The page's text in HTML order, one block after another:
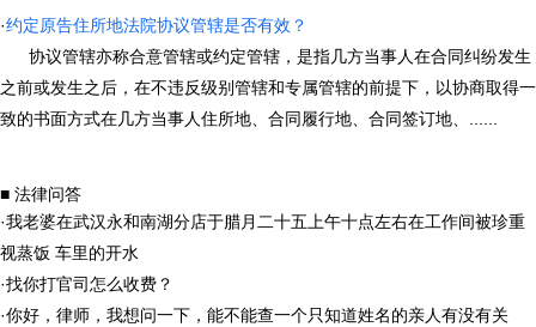
·约定原告住所地法院协议管辖是否有效？
协议管辖亦称合意管辖或约定管辖，是指几方当事人在合同纠纷发生
之前或发生之后，在不违反级别管辖和专属管辖的前提下，以协商取得一
致的书面方式在几方当事人住所地、合同履行地、合同签订地、......
■ 法律问答
·我老婆在武汉永和南湖分店于腊月二十五上午十点左右在工作间被珍重
视蒸饭 车里的开水
·找你打官司怎么收费？
·你好，律师，我想问一下，能不能查一个只知道姓名的亲人有没有关